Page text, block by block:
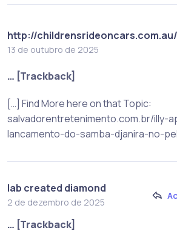
http://childrensrideoncars.com.au/
13 de outubro de 2025
… [Trackback]
[…] Find More here on that Topic:
salvadorentretenimento.com.br/illy-
lancamento-do-samba-djanira-no-
lab created diamond
2 de dezembro de 2025
… [Trackback]